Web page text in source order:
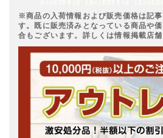
※商品の入荷情報および販売価格は記
す。既に販売済みとなっている商品や
合もございます。詳しくは情報掲載店